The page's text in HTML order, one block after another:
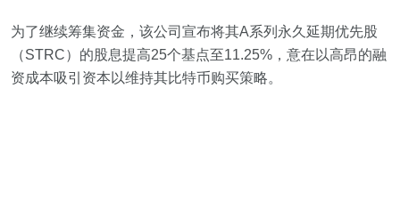
为了继续筹集资金，该公司宣布将其A系列永久延期优先股
（STRC）的股息提高25个基点至11.25%，意在以高昂的融
资成本吸引资本以维持其比特币购买策略。